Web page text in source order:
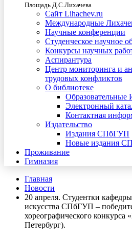
Площадь Д.С.Лихачева
Сайт Lihachev.ru
Международные
Научные конференции
Студенческое научное
Конкурсы научных
Аспирантура
Центр мониторинга и
трудовых конфликтов
О библиотеке
Образовательные
Электронный
Контактная
Издательство
Издания СПбГУП
Новые издания
Проживание
Гимназия
Главная
Новости
20 апреля. Студентки
искусства СПбГУП –
хореографического конкурса
Петербург).